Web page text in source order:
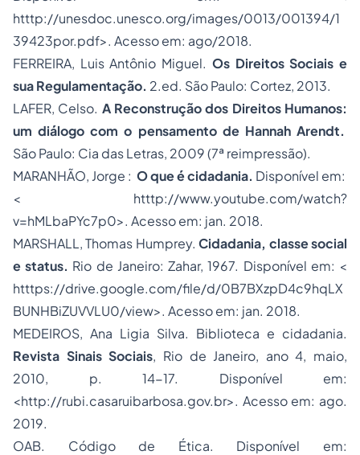
htttp://unesdoc.unesco.org/images/0013/001394/1
39423por.pdf>. Acesso em: ago/2018.
FERREIRA, Luis Antônio Miguel. Os Direitos Sociais e
sua Regulamentação. 2.ed. São Paulo: Cortez, 2013.
LAFER, Celso. A Reconstrução dos Direitos Humanos:
um diálogo com o pensamento de Hannah Arendt.
São Paulo: Cia das Letras, 2009 (7ª reimpressão).
MARANHÃO, Jorge : O que é cidadania. Disponível em:
< htttp://www.youtube.com/watch?
v=hMLbaPYc7p0>. Acesso em: jan. 2018.
MARSHALL, Thomas Humprey.Cidadania, classe social
e status. Rio de Janeiro: Zahar, 1967. Disponível em: <
htttps://drive.google.com/file/d/0B7BXzpD4c9hqLX
BUNHBiZUVVLU0/view>. Acesso em: jan. 2018.
MEDEIROS, Ana Ligia Silva. Biblioteca e cidadania.
Revista Sinais Sociais, Rio de Janeiro, ano 4, maio,
2010, p. 14-17. Disponível em:
<http://rubi.casaruibarbosa.gov.br>. Acesso em: ago.
2019.
OAB. Código de Ética. Disponível em: